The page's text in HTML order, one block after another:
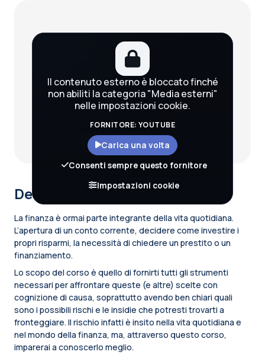
Il contenuto esterno è bloccato finché
non abiliti la categoria "Media esterni"
nelle impostazioni cookie.
FORNITORE: YOUTUBE
Carica una volta
Consenti sempre questo fornitore
Impostazioni cookie
Descrizione del corso
La finanza è ormai parte integrante della vita quotidiana.
L’apertura di un conto corrente, decidere come investire i
propri risparmi, la necessità di chiedere un prestito o un
finanziamento.
Lo scopo del corso è quello di fornirti tutti gli strumenti
necessari per affrontare queste (e altre) scelte con
cognizione di causa, soprattutto avendo ben chiari quali
sono i possibili rischi e le insidie che potresti trovarti a
fronteggiare. Il rischio infatti è insito nella vita quotidiana e
nel mondo della finanza, ma, attraverso questo corso,
imparerai a conoscerlo meglio.